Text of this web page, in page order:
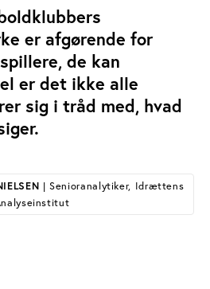
er afgørende for
de kan
er det ikke alle
sig i tråd med, hvad
| Senioranalytiker, Idrættens